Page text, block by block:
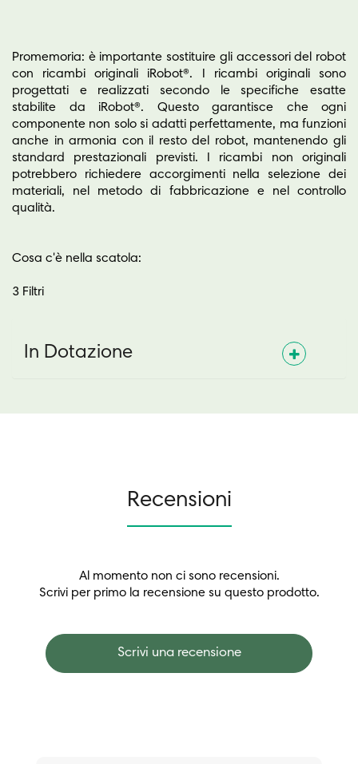
Promemoria: è importante sostituire gli accessori del robot
con ricambi originali iRobot®. I ricambi originali sono
progettati e realizzati secondo le specifiche esatte
stabilite da iRobot®. Questo garantisce che ogni
componente non solo si adatti perfettamente, ma funzioni
anche in armonia con il resto del robot, mantenendo gli
standard prestazionali previsti. I ricambi non originali
potrebbero richiedere accorgimenti nella selezione dei
materiali, nel metodo di fabbricazione e nel controllo
qualità.
Cosa c'è nella scatola:
3 Filtri
In Dotazione
Recensioni
Al momento non ci sono recensioni.
Scrivi per primo la recensione su questo prodotto.
Scrivi una recensione